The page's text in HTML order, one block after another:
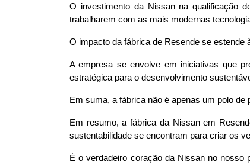
O investimento da Nissan na qualificação
trabalharem com as mais modernas
O impacto da fábrica de Resende se estende
A empresa se envolve em iniciativas que
estratégica para o desenvolvimento
Em suma, a fábrica não é apenas um polo
Em resumo, a fábrica da Nissan em
sustentabilidade se encontram para criar os
É o verdadeiro coração da Nissan no